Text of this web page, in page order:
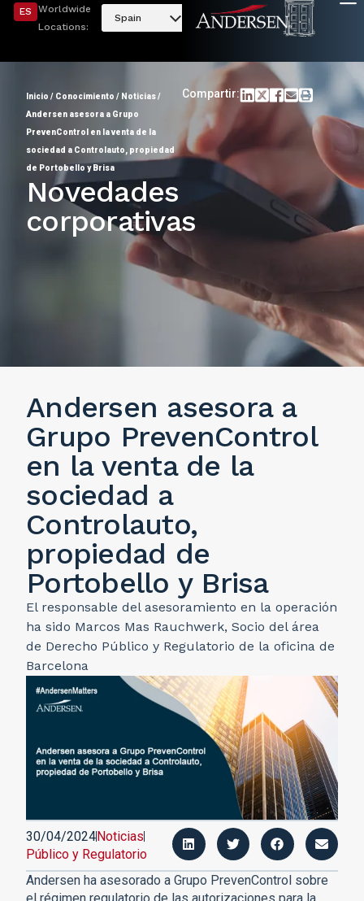
ES
Worldwide
Locations:
Spain
Inicio / Conocimiento / Noticias/
Andersen asesora a Grupo
PrevenControl en la venta de la
sociedad a Controlauto, propiedad
de Portobello y Brisa
Compartir:
Novedades
corporativas
Andersen asesora a
Grupo PrevenControl
en la venta de la
sociedad a
Controlauto,
propiedad de
Portobello y Brisa
El responsable del asesoramiento en la operación
ha sido Marcos Mas Rauchwerk, Socio del área
de Derecho Público y Regulatorio de la oficina de
Barcelona
30/04/2024Noticias
Público y Regulatorio
Andersen ha asesorado a Grupo PrevenControl sobre
el régimen regulatorio de las autorizaciones para la